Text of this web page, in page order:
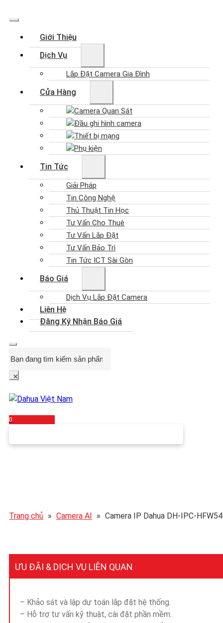
Giới Thiệu
Dịch Vụ
Lắp Đặt Camera Gia Đình
Cửa Hàng
Camera Quan Sát
Đầu ghi hình camera
Thiết bị mạng
Phụ kiện
Tin Tức
Giải Pháp
Tin Công Nghệ
Thủ Thuật Tin Học
Tư Vấn Cho Thuê
Tư Vấn Lắp Đặt
Tư Vấn Bảo Trì
Tin Tức ICT Sài Gòn
Báo Giá
Dịch Vụ Lắp Đặt Camera
Liên Hệ
Đăng Ký Nhận Báo Giá
×
0
Trang chủ » Camera AI » Camera IP Dahua DH-IPC-
ƯU ĐÃI & DỊCH VỤ LIÊN QUAN
– Khảo sát và lập dự toán lắp đặt hệ thống.
– Hỗ trợ tư vấn kỹ thuật, cài đặt phần mềm.